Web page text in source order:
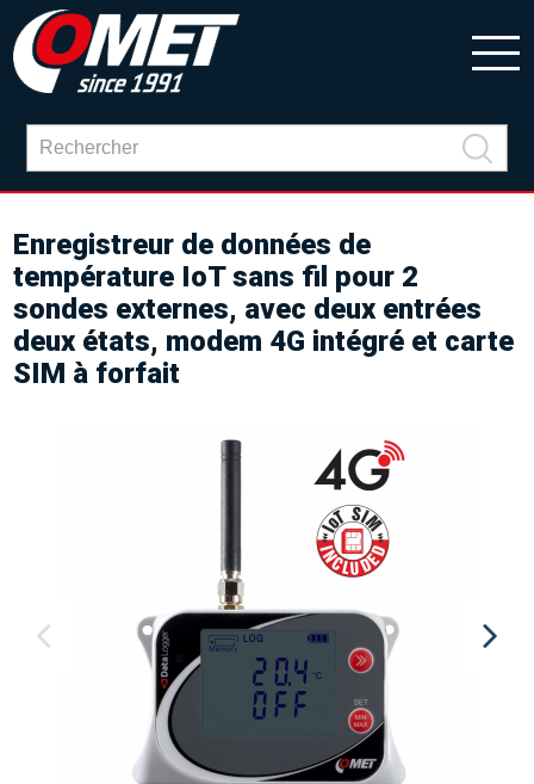
Enregistreur de données de
température IoT sans fil pour 2
sondes externes, avec deux entrées
deux états, modem 4G intégré et carte
SIM à forfait